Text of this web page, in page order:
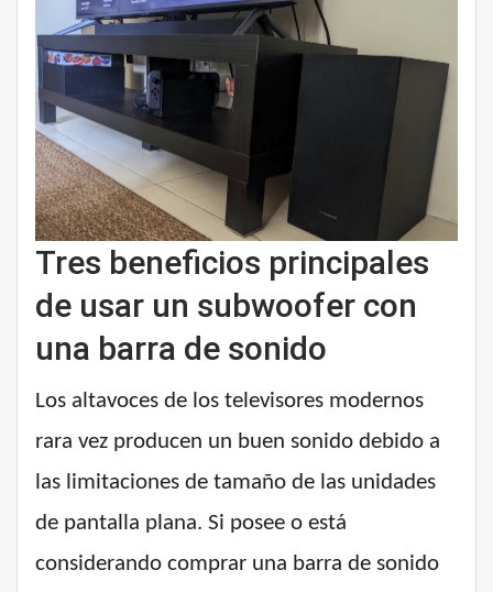
Tres beneficios principales
de usar un subwoofer con
una barra de sonido
Los altavoces de los televisores modernos
rara vez producen un buen sonido debido a
las limitaciones de tamaño de las unidades
de pantalla plana. Si posee o está
considerando comprar una barra de sonido